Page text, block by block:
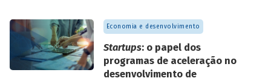
Economia e desenvolvimento
Startups: o papel dos
programas de aceleração no
desenvolvimento de